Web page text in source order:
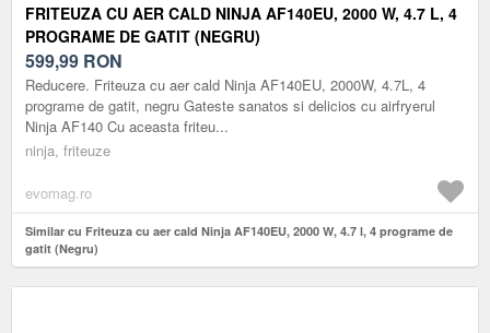
FRITEUZA CU AER CALD NINJA AF140EU, 2000 W, 4.7 L, 4
PROGRAME DE GATIT (NEGRU)
599,99 RON
Reducere. Friteuza cu aer cald Ninja AF140EU, 2000W, 4.7L, 4
programe de gatit, negru Gateste sanatos si delicios cu airfryerul
Ninja AF140 Cu aceasta friteu...
ninja, friteuze
evomag.ro
Similar cu Friteuza cu aer cald Ninja AF140EU, 2000 W, 4.7 l, 4 programe de
gatit (Negru)